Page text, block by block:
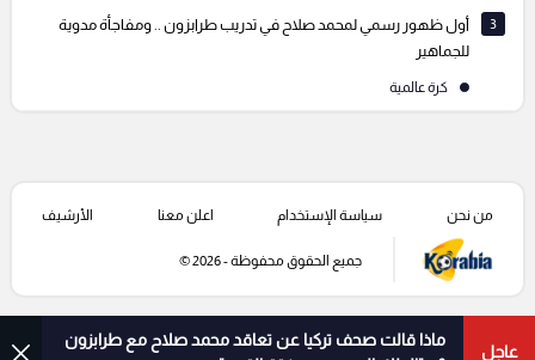
3
أول ظهور رسمي لمحمد صلاح في تدريب طرابزون .. ومفاجأة مدوية
للجماهير
كرة عالمية
عاجل
ماذا قالت صحف تركيا عن تعاقد محمد صلاح مع طرابزون
من نحن سياسة الإستخدام اعلن معنا الأرشيف
جميع الحقوق محفوظة - 2026 ©